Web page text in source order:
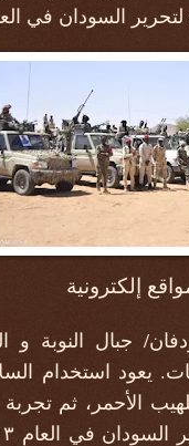
السودان في العام
إلكترونية
جبال النوبة و
يعود استخدام
الأحمر، ثم تجربة